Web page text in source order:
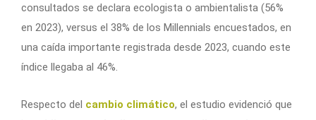
consultados se declara ecologista o ambientalista (56%
en 2023), versus el 38% de los Millennials encuestados, en
una caída importante registrada desde 2023, cuando este
índice llegaba al 46%.
Respecto del cambio climático, el estudio evidenció que